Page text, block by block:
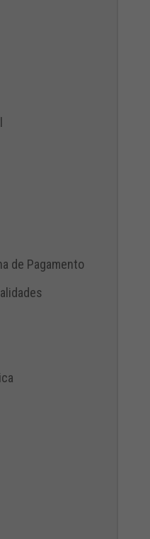
de Pagamento